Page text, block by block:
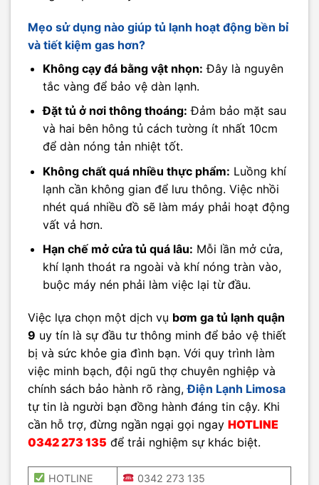
Mẹo sử dụng nào giúp tủ lạnh hoạt động bền bỉ
và tiết kiệm gas hơn?
Không cạy đá bằng vật nhọn: Đây là nguyên
tắc vàng để bảo vệ dàn lạnh.
Đặt tủ ở nơi thông thoáng: Đảm bảo mặt sau
và hai bên hông tủ cách tường ít nhất 10cm
để dàn nóng tản nhiệt tốt.
Không chất quá nhiều thực phẩm: Luồng khí
lạnh cần không gian để lưu thông. Việc nhồi
nhét quá nhiều đồ sẽ làm máy phải hoạt động
vất vả hơn.
Hạn chế mở cửa tủ quá lâu: Mỗi lần mở cửa,
khí lạnh thoát ra ngoài và khí nóng tràn vào,
buộc máy nén phải làm việc lại từ đầu.
Việc lựa chọn một dịch vụ bơm ga tủ lạnh quận
9 uy tín là sự đầu tư thông minh để bảo vệ thiết
bị và sức khỏe gia đình bạn. Với quy trình làm
việc minh bạch, đội ngũ thợ chuyên nghiệp và
chính sách bảo hành rõ ràng,Điện Lạnh Limosa
tự tin là người bạn đồng hành đáng tin cậy. Khi
cần hỗ trợ, đừng ngần ngại gọi ngay HOTLINE
0342 273 135 để trải nghiệm sự khác biệt.
HOTLINE
0342 273 135